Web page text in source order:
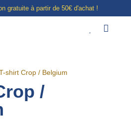
gratuite à partir de 50€ d'achat !
shirt Crop / Belgium
/